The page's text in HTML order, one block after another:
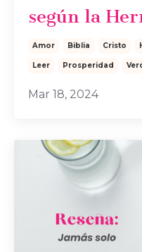
según la
Amor Biblia Cristo
Leer Prosperidad
Mar 18, 2024